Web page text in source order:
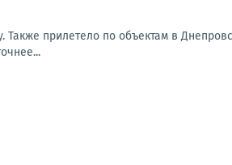
прилетело по объектам в